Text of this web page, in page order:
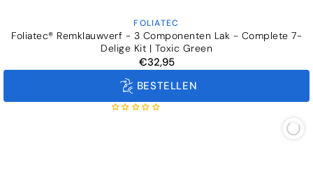
Verkoper:
FOLIATEC
Foliatec® Remklauwverf - 3 Componenten Lak - Complete 7-
Delige Kit | Toxic Green
Normale
€32,95
BESTELLEN